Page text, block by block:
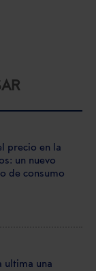
precio en la
un nuevo
de consumo
ultima una